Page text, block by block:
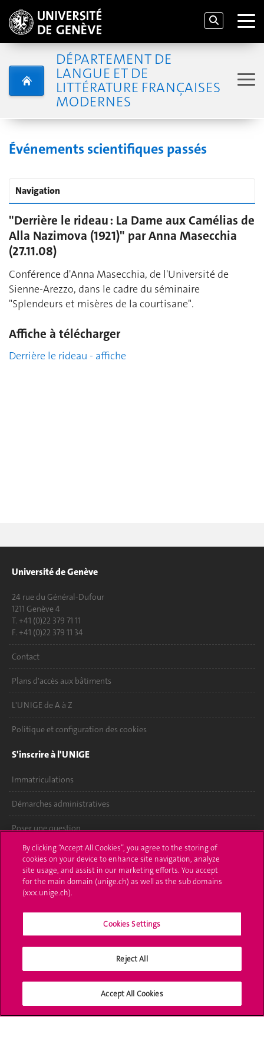
DÉPARTEMENT DE
LANGUE ET DE
LITTÉRATURE FRANÇAISES
MODERNES
Événements scientifiques passés
Navigation
"Derrière le rideau : La Dame aux Camélias de
Alla Nazimova (1921)" par Anna Masecchia
(27.11.08)
Conférence d'Anna Masecchia, de l'Université de
Sienne-Arezzo, dans le cadre du séminaire
"Splendeurs et misères de la courtisane".
Affiche à télécharger
Derrière le rideau - affiche
Université de Genève
24 rue du Général-Dufour
1211 Genève 4
T. +41 (0)22 379 71 11
F. +41 (0)22 379 11 34
Contact
Plans d'accès aux bâtiments
L'UNIGE de A à Z
Politique et configuration des cookies
S'inscrire à l'UNIGE
Immatriculations
Démarches administratives
Poser une question
L'UNIGE vous informe
UNIGE Mobile
Bibliothèque
Médias sociaux UNIGE
By clicking “Accept All Cookies”, you agree to the storing of
cookies on your device to enhance site navigation, analyze
site usage, and assist in our marketing efforts. You accept
for the main domain (unige.ch) as well as the sub domains
(xxx.unige.ch).
Cookies Settings
Reject All
Accept All Cookies